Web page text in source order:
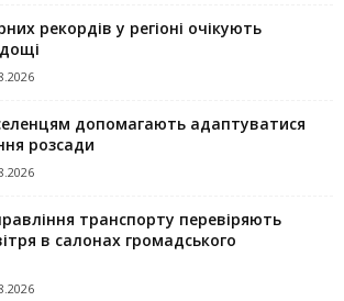
рекордів у регіоні очікують
допомагають адаптуватися
розсади
транспорту перевіряють
в салонах громадського